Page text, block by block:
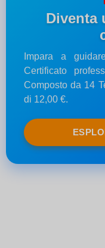
Diventa
Impara a
Certificato
Composto da 14
di 12,00 €.